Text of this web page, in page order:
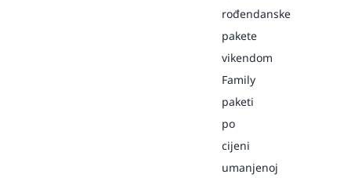
rođendanske
pakete
vikendom
Family
paketi
po
cijeni
umanjenoj